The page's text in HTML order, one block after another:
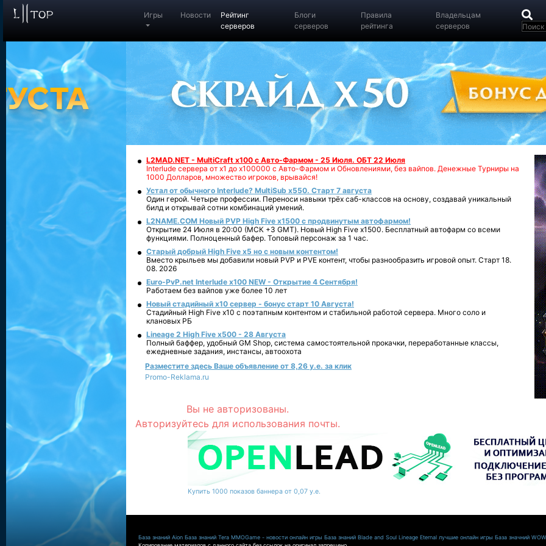
Игры Новости
Рейтинг
серверов
Блоги
серверов
Правила
рейтинга
Владельцам
серверов
L2MAD.NET - MultiCraft x100 с Авто-Фармом - 25 Июля. ОБТ 22 Июля
Interlude сервера от х1 до х100000 с Авто-Фармом и Обновлениями, без вайпов. Денежные Турниры на
1000 Долларов, множество игроков, врывайся!
Устал от обычного Interlude? MultiSub x550. Старт 7 августа
Один герой. Четыре профессии. Переноси навыки трёх саб-классов на основу, создавай уникальный
билд и открывай сотни комбинаций умений.
L2NAME.COM Новый PVP High Five x1500 с продвинутым автофармом!
Открытие 24 Июля в 20:00 (МСК +3 GMT). Новый High Five x1500. Бесплатный автофарм со всеми
функциями. Полноценный бафер. Топовый персонаж за 1 час.
Старый добрый High Five x5 но с новым контентом!
Вместо крыльев мы добавили новый PVP и PVE контент, чтобы разнообразить игровой опыт. Старт 18.
08. 2026
Euro-PvP.net Interlude х100 NEW - Открытие 4 Сентября!
Работаем без вайпов уже более 10 лет
Новый стадийный х10 сервер - бонус старт 10 Августа!
Стадийный High Five x10 с поэтапным контентом и стабильной работой сервера. Много соло и
клановых РБ
Lineage 2 High Five x500 - 28 Августа
Полный баффер, удобный GM Shop, система самостоятельной прокачки, переработанные классы,
ежедневные задания, инстансы, автоохота
Разместите здесь Ваше объявление от 8,26 у.е. за клик
Promo-Reklama.ru
Вы не авторизованы.
Авторизуйтесь для использования почты.
Купить 1000 показов баннера от 0,07 у.е.
База знаний Aion База знаний Tera MMOGame - новости онлайн игры База знаний Blade and Soul Lineage Eternal лучшие онлайн игры База значний WOW